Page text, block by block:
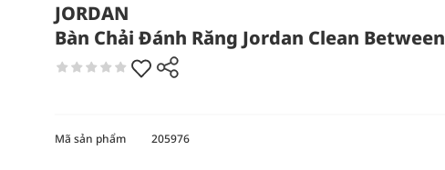
JORDAN
Bàn Chải Đánh Răng Jordan Clean Between
Mã sản phẩm 205976